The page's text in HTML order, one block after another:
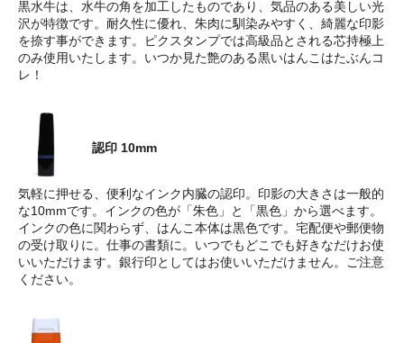
黒水牛は、水牛の角を加工したものであり、気品のある美しい光
沢が特徴です。耐久性に優れ、朱肉に馴染みやすく、綺麗な印影
を捺す事ができます。ピクスタンプでは高級品とされる芯持極上
のみ使用いたします。いつか見た艶のある黒いはんこはたぶんコ
レ！
認印 10mm
気軽に押せる、便利なインク内臓の認印。印影の大きさは一般的
な10mmです。インクの色が「朱色」と「黒色」から選べます。
インクの色に関わらず、はんこ本体は黒色です。宅配便や郵便物
の受け取りに。仕事の書類に。いつでもどこでも好きなだけお使
いいただけます。銀行印としてはお使いいただけません。ご注意
ください。